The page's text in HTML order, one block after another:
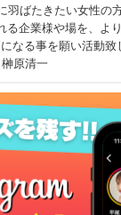
羽ばたきたい女性の
る企業様や場を、よ
なる事を願い活動致
原清一